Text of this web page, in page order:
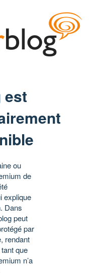
est
ou
de
explique
Dans
peut
par
rendant
que
n’a